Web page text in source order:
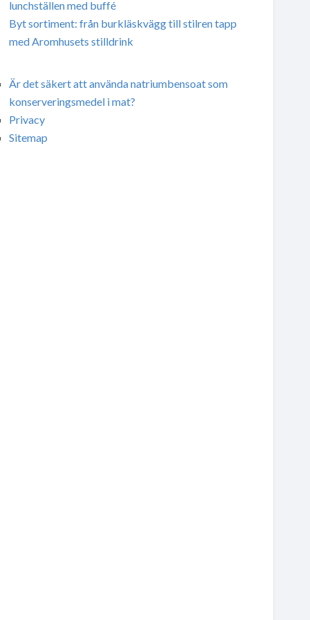
lunchställen med buffé
Byt sortiment: från burkläskvägg till stilren tapp
med Aromhusets stilldrink
Är det säkert att använda natriumbensoat som
konserveringsmedel i mat?
Privacy
Sitemap